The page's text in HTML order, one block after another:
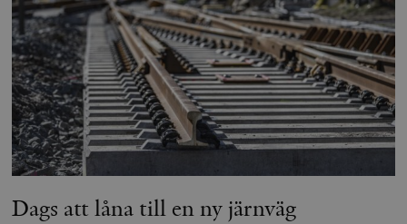
Dags att låna till en ny järnväg